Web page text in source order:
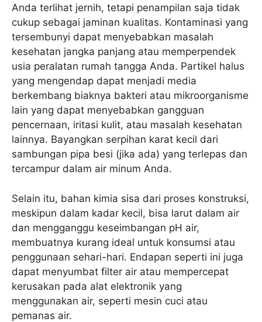
Anda terlihat jernih, tetapi penampilan saja tidak
cukup sebagai jaminan kualitas. Kontaminasi yang
tersembunyi dapat menyebabkan masalah
kesehatan jangka panjang atau memperpendek
usia peralatan rumah tangga Anda. Partikel halus
yang mengendap dapat menjadi media
berkembang biaknya bakteri atau mikroorganisme
lain yang dapat menyebabkan gangguan
pencernaan, iritasi kulit, atau masalah kesehatan
lainnya. Bayangkan serpihan karat kecil dari
sambungan pipa besi (jika ada) yang terlepas dan
tercampur dalam air minum Anda.
Selain itu, bahan kimia sisa dari proses konstruksi,
meskipun dalam kadar kecil, bisa larut dalam air
dan mengganggu keseimbangan pH air,
membuatnya kurang ideal untuk konsumsi atau
penggunaan sehari-hari. Endapan seperti ini juga
dapat menyumbat filter air atau mempercepat
kerusakan pada alat elektronik yang
menggunakan air, seperti mesin cuci atau
pemanas air.